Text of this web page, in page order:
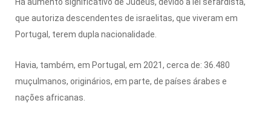
que autoriza descendentes de israelitas, que viveram em
Portugal, terem dupla nacionalidade.
Havia, também, em Portugal, em 2021, cerca de: 36.480
muçulmanos, originários, em parte, de países árabes e
nações africanas.